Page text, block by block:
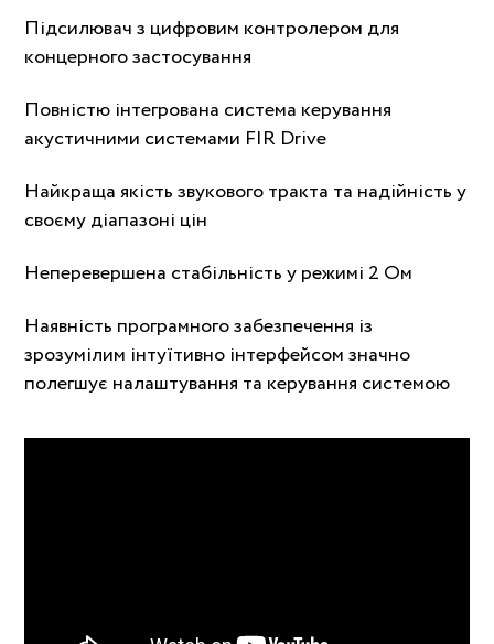
Підсилювач з цифровим контролером для
концерного застосування
Повністю інтегрована система керування
акустичними системами FIR Drive
Найкраща якість звукового тракта та надійність у
своєму діапазоні цін
Неперевершена стабільність у режимі 2 Ом
Наявність програмного забезпечення із
зрозумілим інтуїтивно інтерфейсом значно
полегшує налаштування та керування системою